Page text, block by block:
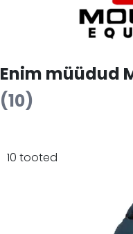
Enim müüdud
(10)
10 tooted